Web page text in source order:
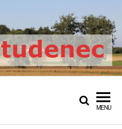
web římskokatolické
Studenec
MENU